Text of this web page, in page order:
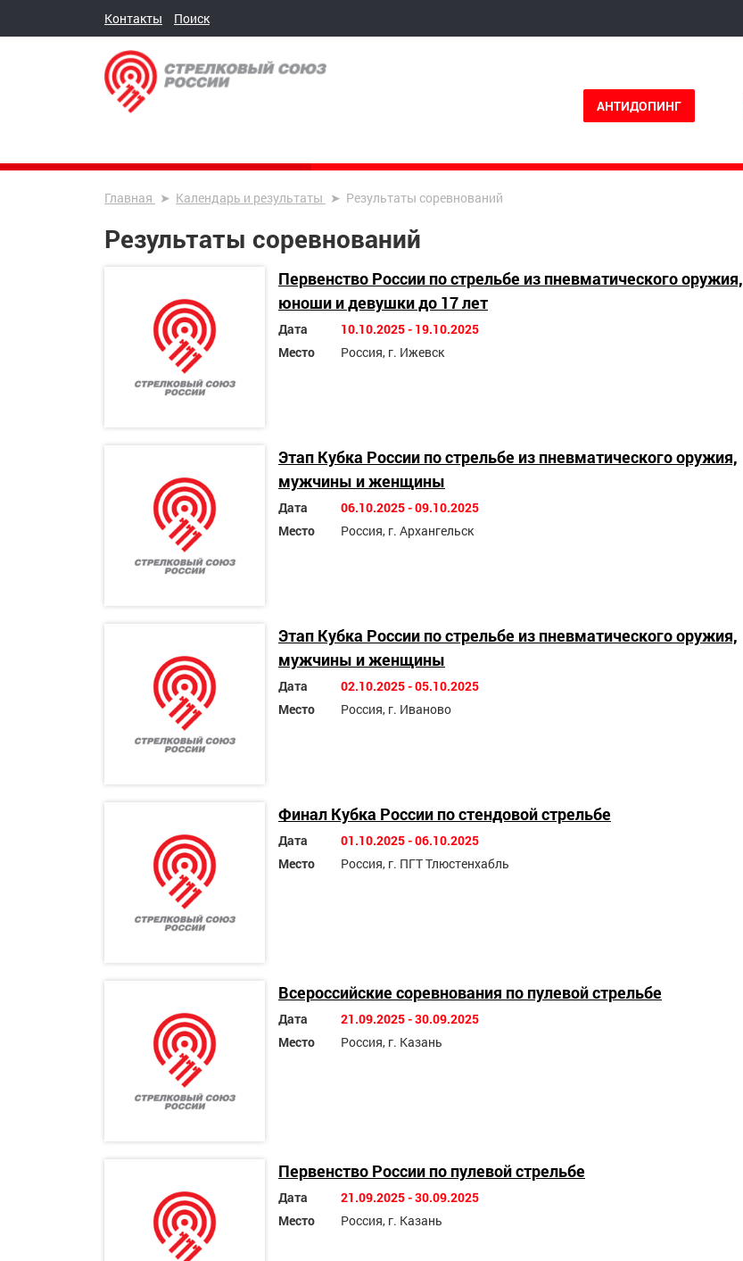
Контакты Поиск
АНТИДОПИНГ
Главная Календарь и результаты Результаты соревнований
Результаты соревнований
Первенство России по стрельбе из пневматического оружия,
юноши и девушки до 17 лет
Дата
10.10.2025 - 19.10.2025
Место
Россия, г. Ижевск
Этап Кубка России по стрельбе из пневматического оружия,
мужчины и женщины
Дата
06.10.2025 - 09.10.2025
Место
Россия, г. Архангельск
Этап Кубка России по стрельбе из пневматического оружия,
мужчины и женщины
Дата
02.10.2025 - 05.10.2025
Место
Россия, г. Иваново
Финал Кубка России по стендовой стрельбе
Дата
01.10.2025 - 06.10.2025
Место
Россия, г. ПГТ Тлюстенхабль
Всероссийские соревнования по пулевой стрельбе
Дата
21.09.2025 - 30.09.2025
Место
Россия, г. Казань
Первенство России по пулевой стрельбе
Дата
21.09.2025 - 30.09.2025
Место
Россия, г. Казань